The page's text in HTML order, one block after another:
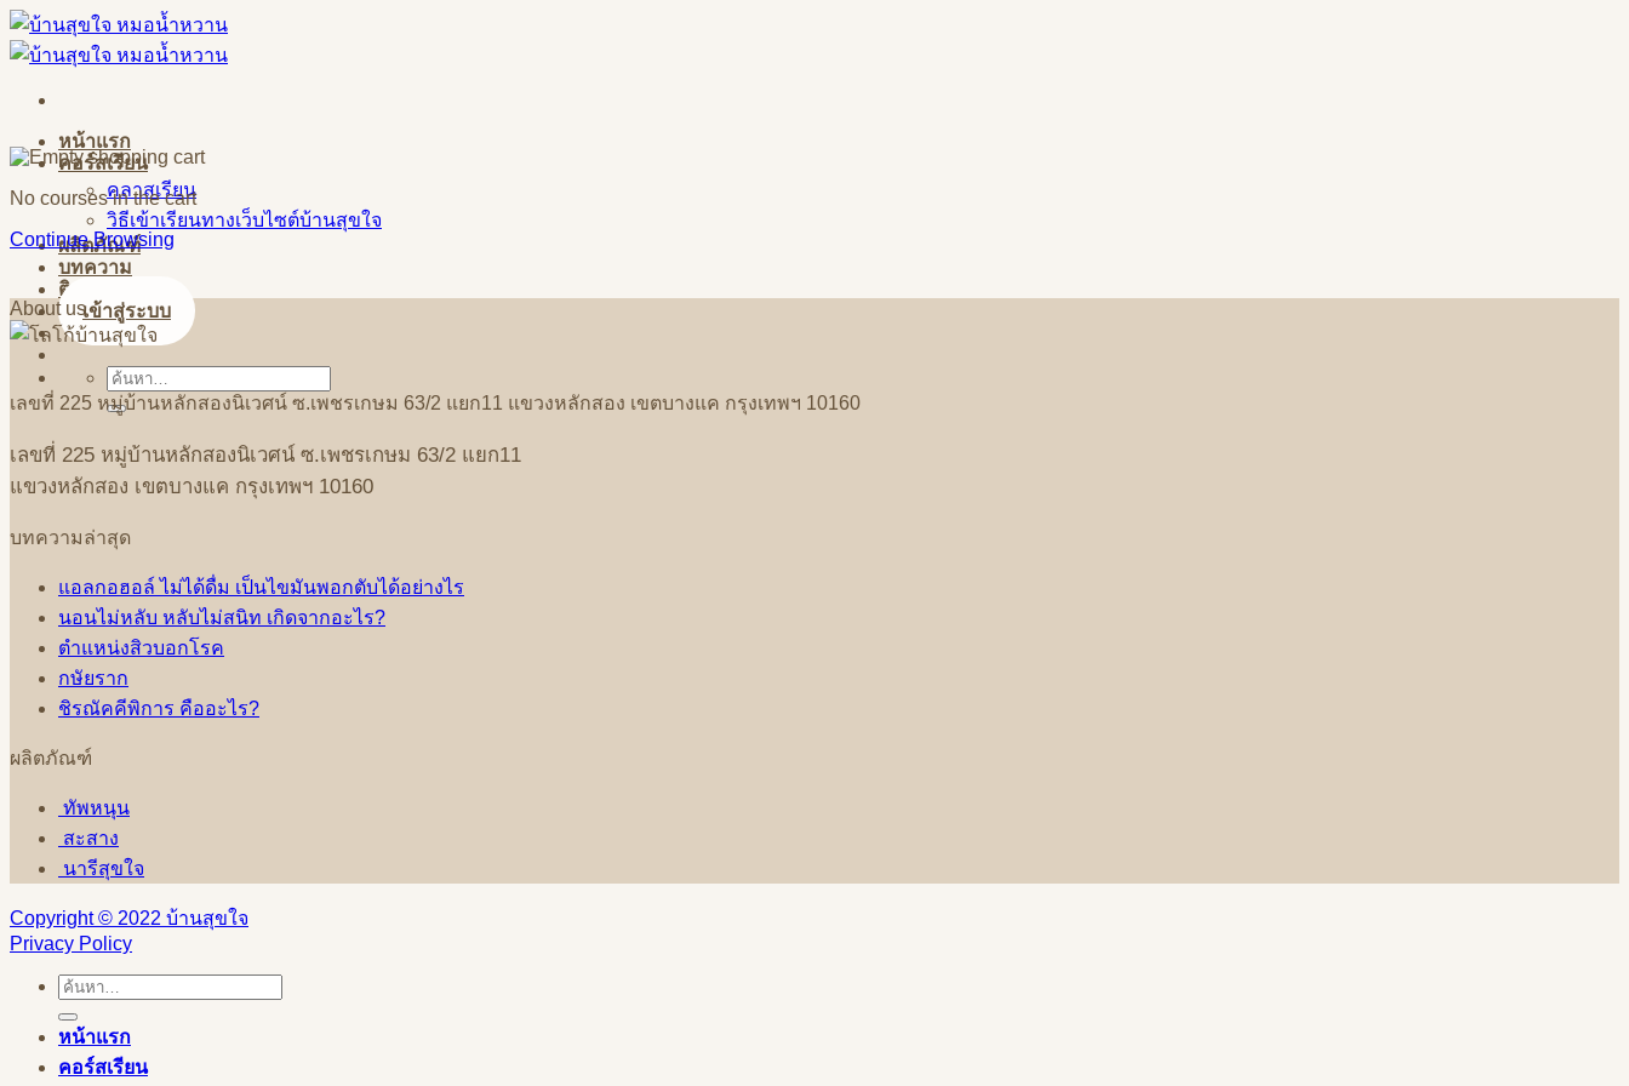
Skip
to
content
หน้าแรก
คอร์สเรียน
คลาสเรียน
วิธีเข้าเรียนทางเว็บไซต์บ้านสุขใจ
ผลิตภัณฑ์
บทความ
ติดต่อสอบถาม
เข้าสู่ระบบ
ค้นหา:
No courses in the cart
Continue Browsing
About us
เลขที่ 225 หมู่บ้านหลักสองนิเวศน์ ซ.เพชรเกษม 63/2 แยก11 แขวงหลักสอง เขตบางแค กรุงเทพฯ 10160
เลขที่ 225 หมู่บ้านหลักสองนิเวศน์ ซ.เพชรเกษม 63/2 แยก11
แขวงหลักสอง เขตบางแค กรุงเทพฯ 10160
บทความล่าสุด
แอลกอฮอล์ ไม่ได้ดื่ม เป็นไขมันพอกตับได้อย่างไร
นอนไม่หลับ หลับไม่สนิท เกิดจากอะไร?
ตำแหน่งสิวบอกโรค
กษัยราก
ชิรณัคคีพิการ คืออะไร?
ผลิตภัณฑ์
ทัพหนุน
สะสาง
นารีสุขใจ
Copyright © 2022 บ้านสุขใจ
Privacy Policy
ค้นหา:
หน้าแรก
คอร์สเรียน